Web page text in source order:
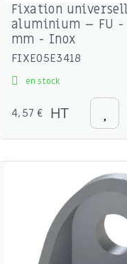
Fixation
aluminium – FU -
mm - Inox
FIXE05E3418
en stock
4,57 € HT